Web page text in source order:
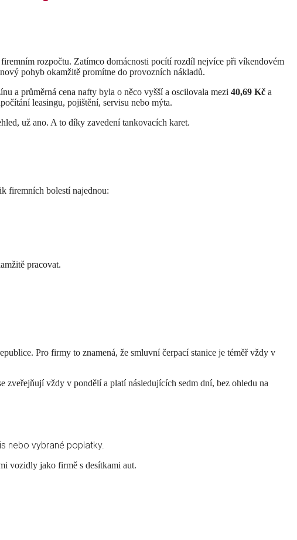
rozpočtu. Zatímco domácnosti pocítí rozdíl nejvíce při víkendovém
pohyb okamžitě promítne do provozních nákladů.
a průměrná cena nafty byla o něco vyšší a oscilovala mezi 40,69 Kč a
leasingu, pojištění, servisu nebo mýta.
už ano. A to díky zavedení tankovacích karet.
firemních bolestí najednou:
pracovat.
Pro firmy to znamená, že smluvní čerpací stanice je téměř vždy v
vždy v pondělí a platí následujících sedm dní, bez ohledu na
nebo vybrané poplatky.
vozidly jako firmě s desítkami aut.